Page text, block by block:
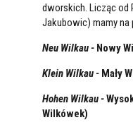
dworskich. Licząc od
Jakubowic) mamy na
Neu Wilkau - Nowy
Klein Wilkau - Mały
Hohen Wilkau -
Wilkówek)